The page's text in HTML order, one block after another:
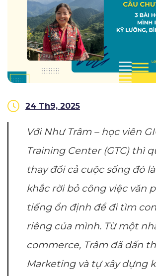
24 Th9, 2025
Với Như Trâm – học viên
Training Center (GTC) thì
thay đổi cả cuộc sống đó
khắc rời bỏ công việc văn
tiếng ổn định để đi tìm
riêng của mình. Từ một
commerce, Trâm đã dấn
Marketing và tự xây dựng